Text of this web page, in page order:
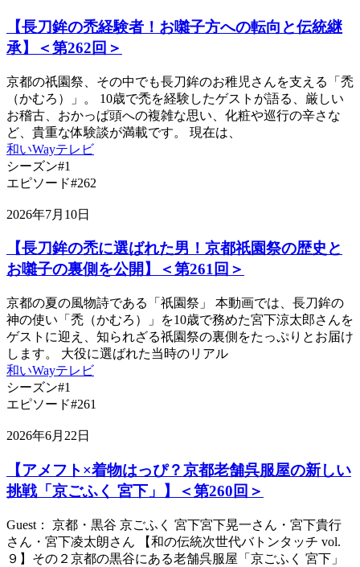
【長刀鉾の禿経験者！お囃子方への転向と伝統継
承】＜第262回＞
京都の祇園祭、その中でも長刀鉾のお稚児さんを支える「禿
（かむろ）」。 10歳で禿を経験したゲストが語る、厳しい
お稽古、おかっぱ頭への複雑な思い、化粧や巡行の辛さな
ど、貴重な体験談が満載です。 現在は、
和いWayテレビ
シーズン#1
エピソード#262
2026年7月10日
【長刀鉾の禿に選ばれた男！京都祇園祭の歴史と
お囃子の裏側を公開】＜第261回＞
京都の夏の風物詩である「祇園祭」 本動画では、長刀鉾の
神の使い「禿（かむろ）」を10歳で務めた宮下涼太郎さんを
ゲストに迎え、知られざる祇園祭の裏側をたっぷりとお届け
します。 大役に選ばれた当時のリアル
和いWayテレビ
シーズン#1
エピソード#261
2026年6月22日
【アメフト×着物はっぴ？京都老舗呉服屋の新しい
挑戦「京ごふく 宮下」】＜第260回＞
Guest： 京都・黒谷 京ごふく 宮下宮下晃一さん・宮下貴行
さん・宮下凌太朗さん 【和の伝統次世代バトンタッチ vol.
９】その２京都の黒谷にある老舗呉服屋「京ごふく 宮下」